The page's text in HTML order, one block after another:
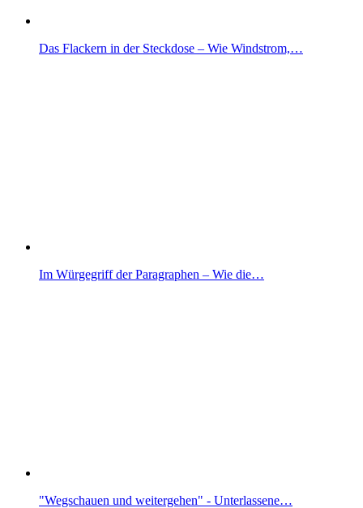
Das Flackern in der Steckdose – Wie Windstrom,…
Im Würgegriff der Paragraphen – Wie die…
"Wegschauen und weitergehen" - Unterlassene…